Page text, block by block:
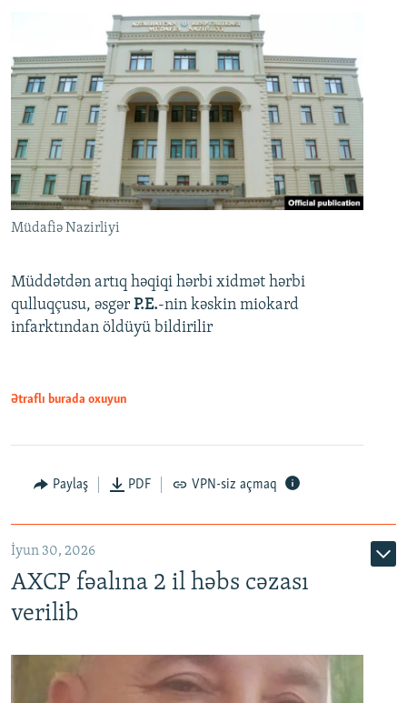
Müdafiə Nazirliyi
Müddətdən artıq həqiqi hərbi xidmət hərbi
qulluqçusu, əsgər P.E.-nin kəskin miokard
infarktından öldüyü bildirilir
Ətraflı burada oxuyun
Paylaş PDF VPN-siz açmaq
İyun 30, 2026
AXCP fəalına 2 il həbs cəzası
verilib